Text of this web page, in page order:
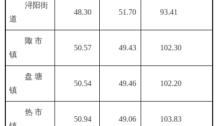
浔阳街
道
48.30 51.70 93.41
陬 市
镇
50.57 49.43 102.30
盘 塘
镇
50.54 49.46 102.20
热 市
50.94 49.06 103.83